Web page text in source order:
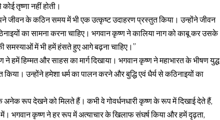
तृष्णा नहीं होती।
जीवन के कठिन समय में भी एक उत्कृष्ट उदाहरण प्रस्तुत किया। उन्होंने जीवन
का सामना करना चाहिए। भगवान कृष्ण ने कालिया नाग को काबू कर उसके
समस्याओं में भी हमें हंसते हुए आगे बढ़ना चाहिए।”
हमें हिम्मत और साहस का मार्ग दिखाया। भगवान कृष्ण ने महाभारत के भीषण युद्ध
उन्होंने हमेशा धर्म का पालन करने और बुद्धि एवं धैर्य से कठिनाइयों का
रूप देखने को मिलते हैं। कभी वे गोवर्धनधारी कृष्ण के रूप में दिखाई देते हैं,
भगवान कृष्ण ने हर रूप में अत्याचार के खिलाफ संघर्ष किया और हमें दृढ़ता,